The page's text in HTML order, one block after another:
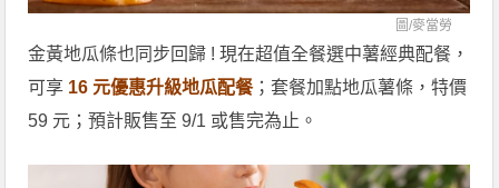
圖/麥當勞
金黃地瓜條也同步回歸 ! 現在超值全餐選中薯經典配餐，
可享 16 元優惠升級地瓜配餐；套餐加點地瓜薯條，特價
59 元；預計販售至 9/1 或售完為止。